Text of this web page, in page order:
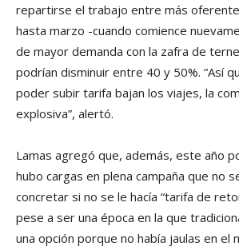
repartirse el trabajo entre más
hasta marzo -cuando comience
de mayor demanda con la zafra de
podrían disminuir entre 40 y 50%. “Así
poder subir tarifa bajan los viajes, la
explosiva”, alertó.
Lamas agregó que, además, este año
hubo cargas en plena campaña que no
concretar si no se le hacía “tarifa de
pese a ser una época en la que
una opción porque no había jaulas en el